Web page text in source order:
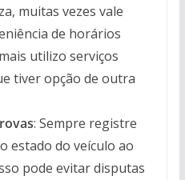
muitas vezes vale
de horários
utilizo serviços
tiver opção de outra
: Sempre registre
estado do veículo ao
pode evitar disputas